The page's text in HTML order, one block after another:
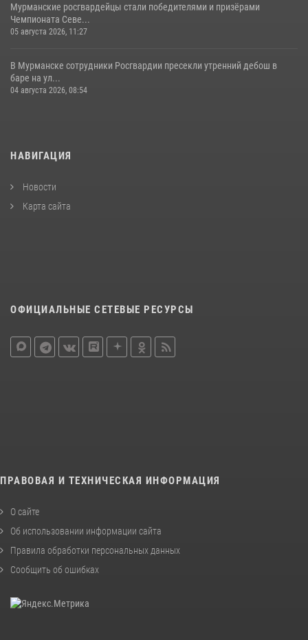
Мурманские росгвардейцы стали победителями и призёрами
Чемпионата Севе...
05 августа 2026, 11:27
В Мурманске сотрудники Росгвардии пресекли утренний дебош в
баре на ул...
04 августа 2026, 08:54
НАВИГАЦИЯ
Новости
Карта сайта
ОФИЦИАЛЬНЫЕ СЕТЕВЫЕ РЕСУРСЫ
ПРАВОВАЯ И ТЕХНИЧЕСКАЯ ИНФОРМАЦИЯ
О сайте
Об использовании информации сайта
Правила обработки персональных данных
Сообщить об ошибках